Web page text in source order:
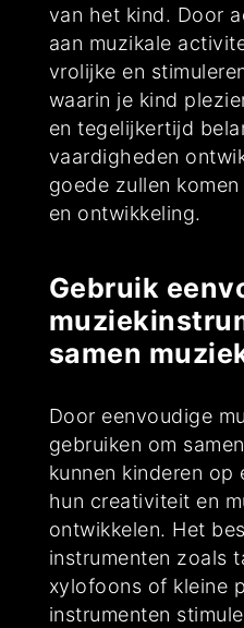
van het kind. Door
aan muzikale
vrolijke en
waarin je kind
en tegelijkertijd
vaardigheden
goede zullen
en ontwikkeling.
Gebruik
samen
Door eenvoudige
gebruiken om
kunnen kinderen op
hun creativiteit en
ontwikkelen. Het
instrumenten zoals
xylofoons of kleine
instrumenten